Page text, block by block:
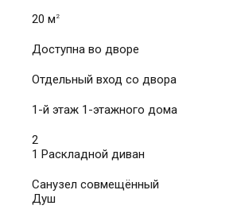
20 м 2
Доступна во дворе
Отдельный вход со двора
1-й этаж 1-этажного дома
2
1 Раскладной диван
Санузел совмещённый
Душ